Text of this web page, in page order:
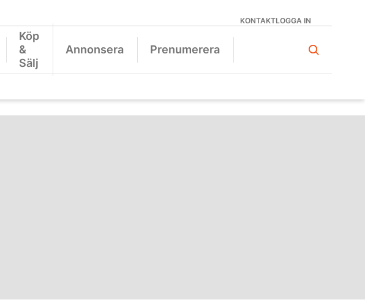
KONTAKTLOGGA IN
Köp
&
Sälj
Annonsera Prenumerera